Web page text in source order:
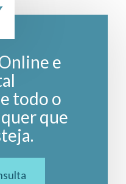
e
todo o
que